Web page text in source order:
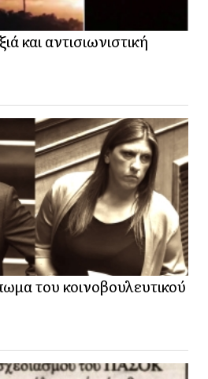
και αντισιωνιστική
του κοινοβουλευτικού